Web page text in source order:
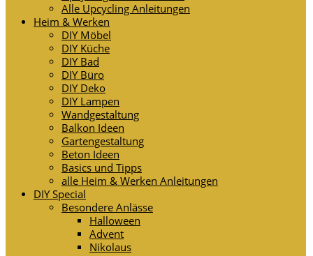
Alle Upcycling Anleitungen
Heim & Werken
DIY Möbel
DIY Küche
DIY Bad
DIY Büro
DIY Deko
DIY Lampen
Wandgestaltung
Balkon Ideen
Gartengestaltung
Beton Ideen
Basics und Tipps
alle Heim & Werken Anleitungen
DIY Special
Besondere Anlässe
Halloween
Advent
Nikolaus